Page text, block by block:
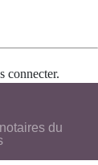
du
connecter.